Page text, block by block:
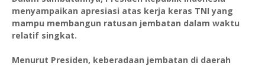
menyampaikan apresiasi atas kerja keras TNI yang
mampu membangun ratusan jembatan dalam waktu
relatif singkat.
Menurut Presiden, keberadaan jembatan di daerah